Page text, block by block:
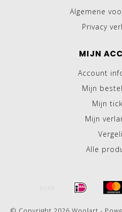
Algemene
Privacy
MIJN
Account
Mijn
Mijn
Mijn
Alle